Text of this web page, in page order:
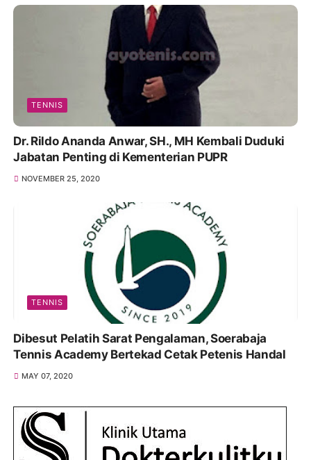
TENNIS
Dr. Rildo Ananda Anwar, SH., MH Kembali Duduki
Jabatan Penting di Kementerian PUPR
NOVEMBER 25, 2020
TENNIS
Dibesut Pelatih Sarat Pengalaman, Soerabaja
Tennis Academy Bertekad Cetak Petenis Handal
MAY 07, 2020